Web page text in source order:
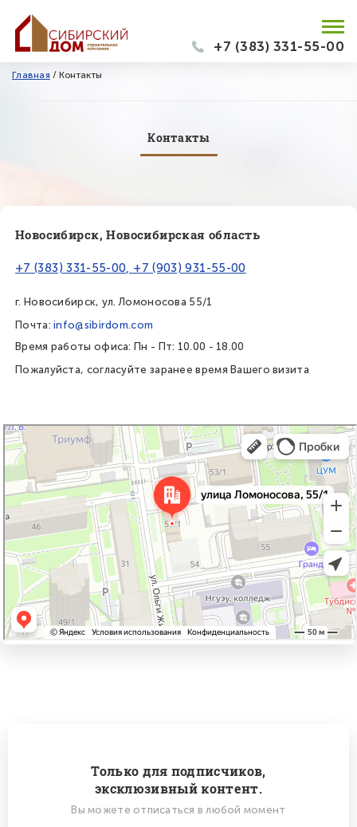
+7 (383) 331-55-00
Главная / Контакты
Контакты
Новосибирск, Новосибирская область
+7 (383) 331-55-00, +7 (903) 931-55-00
г. Новосибирск, ул. Ломоносова 55/1
Почта:info@sibirdom.com
Время работы офиса: Пн - Пт: 10.00 - 18.00
Пожалуйста, согласуйте заранее время Вашего визита
Новосибирск
Улица Ломоносова, 55/1 на карте Новосибирска, ближайшее метро
Маршала Покрышкина — Яндекс Карты
Только для подписчиков,
эксклюзивный контент.
Вы можете отписаться в любой момент